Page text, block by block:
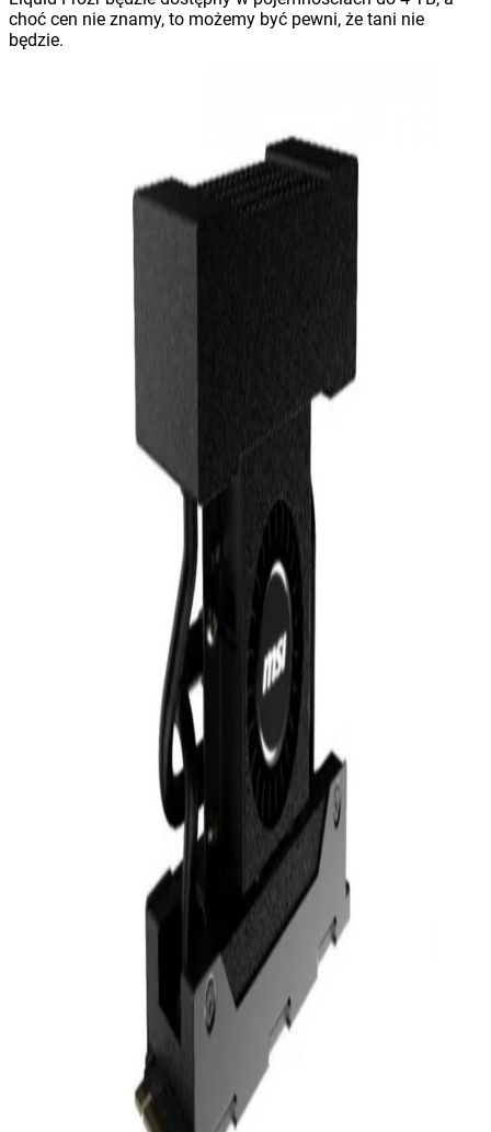
choć cen nie znamy, to możemy być pewni, że tani nie
będzie.